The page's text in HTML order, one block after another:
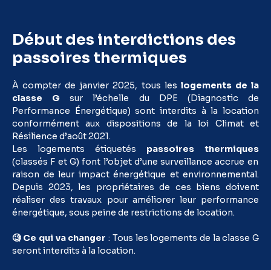
Début des interdictions des
passoires thermiques
À compter de janvier 2025, tous les logements de la
classe G sur l’échelle du DPE (Diagnostic de
Performance Énergétique) sont interdits à la location
conformément aux dispositions de la loi Climat et
Résilience d’août 2021.
Les logements étiquetés passoires thermiques
(classés F et G) font l’objet d’une surveillance accrue en
raison de leur impact énergétique et environnemental.
Depuis 2023, les propriétaires de ces biens doivent
réaliser des travaux pour améliorer leur performance
énergétique, sous peine de restrictions de location.
🧐 Ce qui va changer : Tous les logements de la classe G
seront interdits à la location.